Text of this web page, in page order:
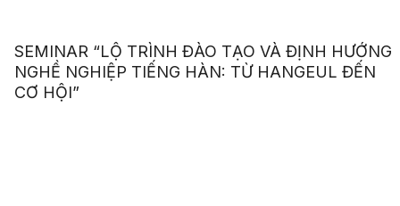
SEMINAR “LỘ TRÌNH ĐÀO TẠO VÀ ĐỊNH HƯỚNG
NGHỀ NGHIỆP TIẾNG HÀN: TỪ HANGEUL ĐẾN
CƠ HỘI”